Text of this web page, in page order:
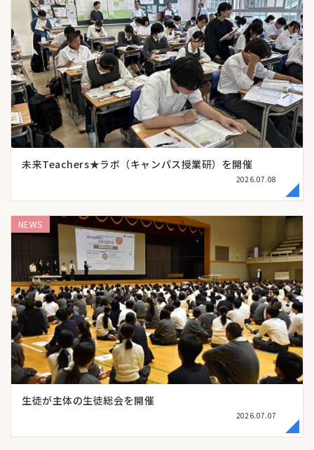
未来Teachers★ラボ（キャンパス授業研）を開催
2026.07.08
生徒が主体の生徒総会を開催
2026.07.07
NEWS